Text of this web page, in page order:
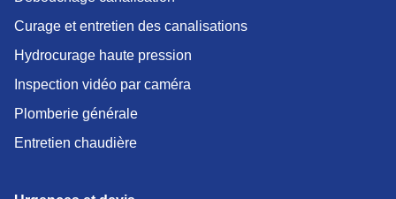
Curage et entretien des canalisations
Hydrocurage haute pression
Inspection vidéo par caméra
Plomberie générale
Entretien chaudière